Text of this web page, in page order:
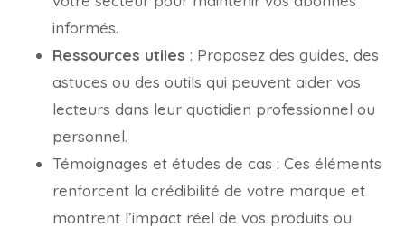
informés.
Ressources utiles : Proposez des guides, des
astuces ou des outils qui peuvent aider vos
lecteurs dans leur quotidien professionnel ou
personnel.
Témoignages et études de cas : Ces éléments
renforcent la crédibilité de votre marque et
montrent l’impact réel de vos produits ou